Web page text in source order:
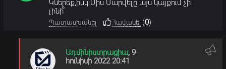
Պատասխանել Հավանել (0)
Կներեք,իսկ Միս Մարվելը այս կայքում չի
լինի՞
Ադմինիստրացիա, 9
հունիսի 2022 20:41